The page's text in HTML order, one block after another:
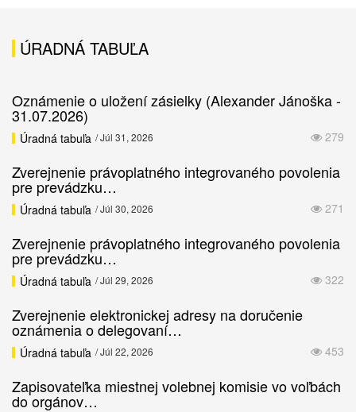
ÚRADNÁ TABUĽA
Oznámenie o uložení zásielky (Alexander Jánoška -
31.07.2026)
279
Úradná tabuľa / Júl 31, 2026
Zverejnenie právoplatného integrovaného povolenia
pre prevádzku…
271
Úradná tabuľa / Júl 30, 2026
Zverejnenie právoplatného integrovaného povolenia
pre prevádzku…
322
Úradná tabuľa / Júl 29, 2026
Zverejnenie elektronickej adresy na doručenie
oznámenia o delegovaní…
453
Úradná tabuľa / Júl 22, 2026
Zapisovateľka miestnej volebnej komisie vo voľbách
do orgánov…